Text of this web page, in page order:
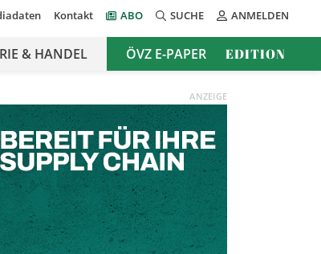
Kontakt ABO SUCHE ANMELDEN
& HANDEL ÖVZ E-PAPER EDITION
ANZEIGE